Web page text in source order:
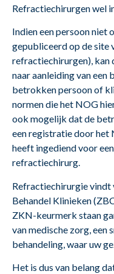
Refractiechirurgen wel
Indien een persoon niet
gepubliceerd op de site
refractiechirurgen),
naar aanleiding van
betrokken persoon of
normen die het NOG
ook mogelijk dat de
een registratie door het
heeft ingediend voor
refractiechirurg.
Refractiechirurgie vindt
Behandel Klinieken
ZKN-keurmerk staan
van medische zorg, een
behandeling, waar uw
Het is dus van belang